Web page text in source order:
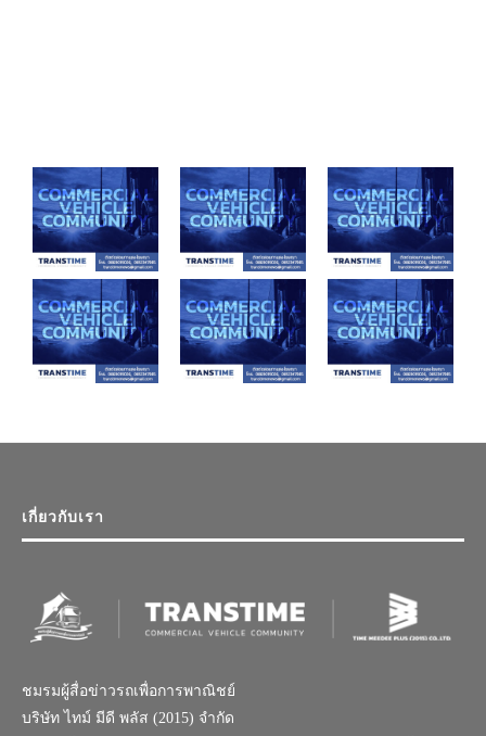
เกี่ยวกับเรา
ชมรมผู้สื่อข่าวรถเพื่อการพาณิชย์
บริษัท ไทม์ มีดี พลัส (2015) จำกัด